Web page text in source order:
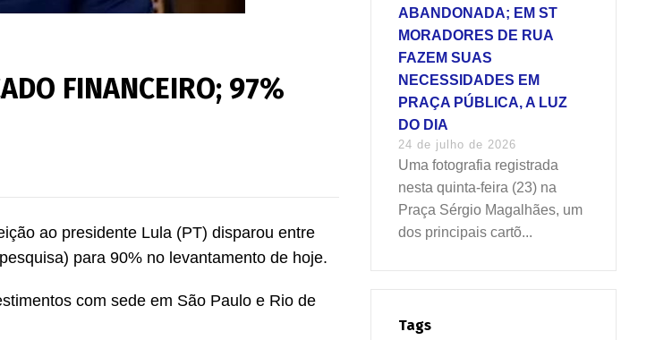
FINANCEIRO; 97%
ao presidente Lula (PT) disparou entre
para 90% no levantamento de hoje.
com sede em São Paulo e Rio de
ABANDONADA; EM ST
MORADORES DE RUA
FAZEM SUAS
NECESSIDADES EM
PRAÇA PÚBLICA, A LUZ
DO DIA
24 de julho de 2026
Uma fotografia registrada
nesta quinta-feira (23) na
Praça Sérgio Magalhães, um
dos principais cartõ...
Tags